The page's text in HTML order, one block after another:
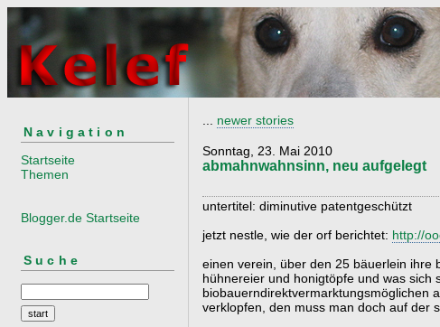
Navigation
Startseite
Themen
Blogger.de Startseite
Suche
newer stories
Sonntag, 23. Mai 2010
abmahnwahnsinn, neu aufgelegt
untertitel: diminutive patentgeschützt
jetzt nestle, wie der orf berichtet: http://
einen verein, über den 25 bäuerlein ihre
hühnereier und honigtöpfe und was sich
biobauerndirektvermarktungsmöglichen
verklopfen, den muss man doch auf der